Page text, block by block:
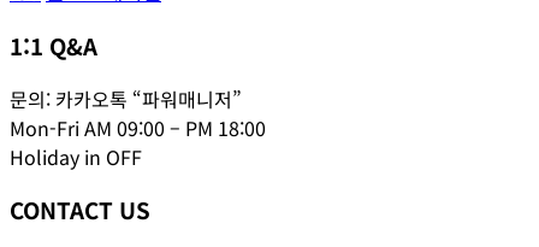
1:1 Q&A
문의: 카카오톡 “파워매니저”
Mon-Fri AM 09:00 – PM 18:00
Holiday in OFF
CONTACT US